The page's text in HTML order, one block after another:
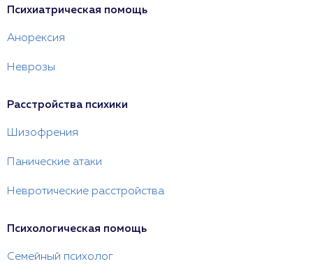
Психиатрическая помощь
Анорексия
Неврозы
Расстройства психики
Шизофрения
Панические атаки
Невротические расстройства
Психологическая помощь
Семейный психолог